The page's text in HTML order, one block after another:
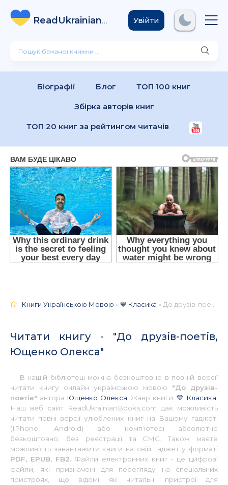
ReadUkrainian
Books .com
Увійти
Біографії Блог ТОП 100 книг
Збірка авторів книг
ТОП 20 книг за рейтингом читачів
Книги Українською Мовою »💙 Класика » До друзів-поетів, Ющенко Олекса 📚 - Українською
Читати книгу - "До друзів-поетів,
Ющенко Олекса"
В нашій бібліотеці можна безкоштовно в повній версії
читати книгу онлайн українською мовою "До друзів-
поетів" автора Ющенко Олекса . Жанр книги: 💙 Класика
Наш веб сайт ReadUkrainianBooks.com дає можливість
читати повні версії улюблених книг на Вашому гаджеті
(IPhone, Android) або комп’ютері абсолютно
безкоштовно, без реєстрації та СМС. Також маєте
можливість завантажити книги на свій гаджет у форматі
PDF, EPUB, FB2.Файли електронних книг - це цифрові
файли, які призначені для перегляду на спеціальних
пристроях, що відомі як читальні пристрої для